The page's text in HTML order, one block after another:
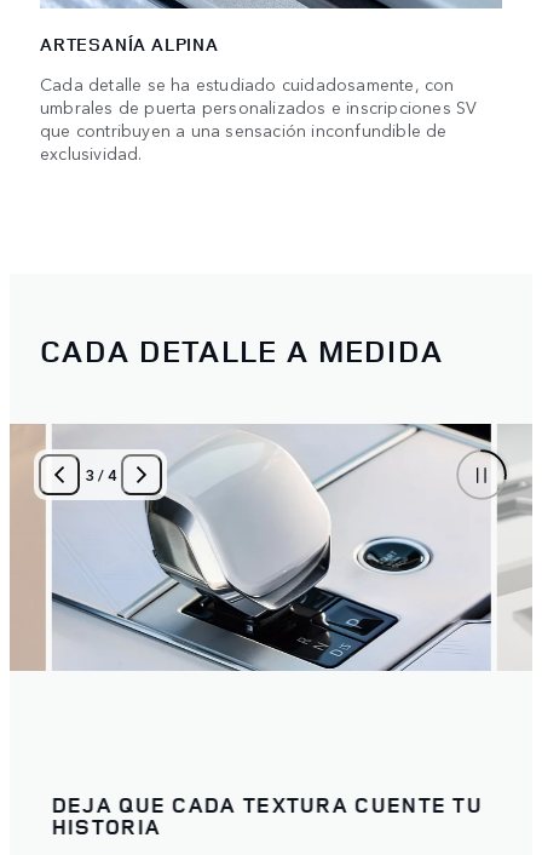
ARTESANÍA ALPINA
Cada detalle se ha estudiado cuidadosamente, con
umbrales de puerta personalizados e inscripciones SV
que contribuyen a una sensación inconfundible de
exclusividad.
CADA DETALLE A MEDIDA
3 /4
DEJA QUE CADA TEXTURA CUENTE TU
HISTORIA